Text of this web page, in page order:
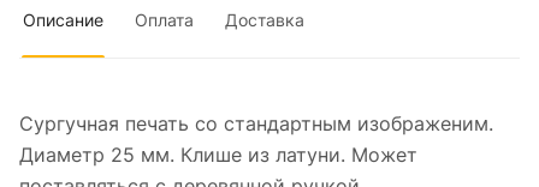
Описание Оплата Доставка
Сургучная печать со стандартным изображеним.
Диаметр 25 мм. Клише из латуни. Может